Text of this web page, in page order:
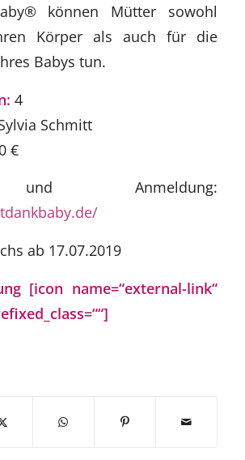
können Mütter sowohl
Körper als auch für die
Babys tun.
4
Schmitt
€
Anmeldung:
ab 17.07.2019
[icon name=“external-link“